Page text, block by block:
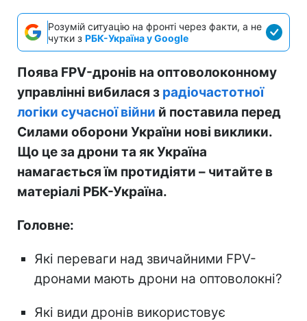
Розумій ситуацію на фронті через факти, а не
чутки з РБК-Україна у Google
Поява FPV-дронів на оптоволоконному
управлінні вибилася з радіочастотної
логіки сучасної війни й поставила перед
Силами оборони України нові виклики.
Що це за дрони та як Україна
намагається їм протидіяти – читайте в
матеріалі РБК-Україна.
Головне:
Які переваги над звичайними FPV-
дронами мають дрони на оптоволокні?
Які види дронів використовує